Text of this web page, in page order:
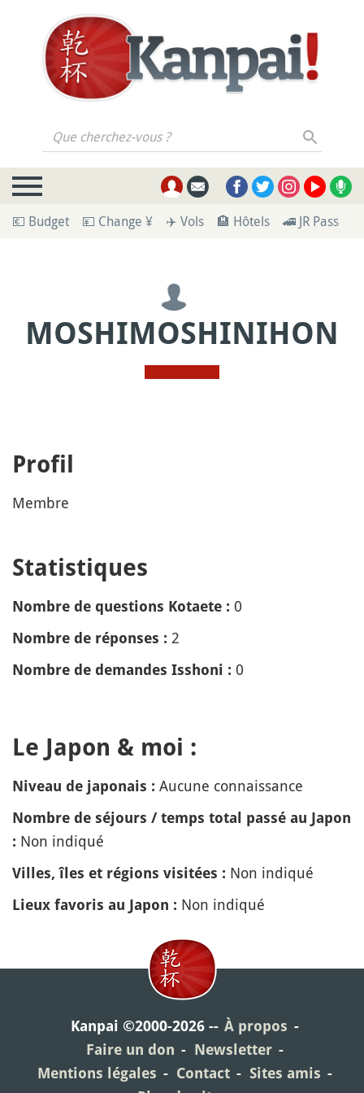
Que cherchez-vous ?
💶 Budget 💴 Change ¥ ✈️ Vols 🏨 Hôtels 🚄 JR Pass
MOSHIMOSHINIHON
Profil
Membre
Statistiques
Nombre de questions Kotaete : 0
Nombre de réponses : 2
Nombre de demandes Isshoni : 0
Le Japon & moi :
Niveau de japonais : Aucune connaissance
Nombre de séjours / temps total passé au Japon
: Non indiqué
Villes, îles et régions visitées : Non indiqué
Lieux favoris au Japon : Non indiqué
Kanpai ©2000-2026
À propos
Faire un don
Newsletter
Mentions légales
Contact
Sites amis